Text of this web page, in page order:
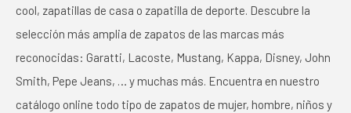
cool, zapatillas de casa o zapatilla de deporte. Descubre la
selección más amplia de zapatos de las marcas más
reconocidas: Garatti, Lacoste, Mustang, Kappa, Disney, John
Smith, Pepe Jeans, … y muchas más. Encuentra en nuestro
catálogo online todo tipo de zapatos de mujer, hombre, niños y